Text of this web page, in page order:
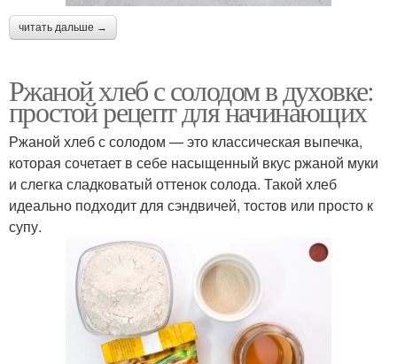
читать дальше →
Ржаной хлеб с солодом в духовке:
простой рецепт для начинающих
Ржаной хлеб с солодом — это классическая выпечка,
которая сочетает в себе насыщенный вкус ржаной муки
и слегка сладковатый оттенок солода. Такой хлеб
идеально подходит для сэндвичей, тостов или просто к
супу.